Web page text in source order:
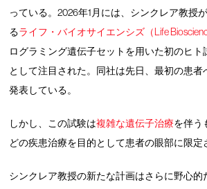
っている。2026年1月には、シンクレア教授
るライフ・バイオサイエンシズ（Life
ログラミング遺伝子セットを用いた初のヒト
として注目された。同社は先日、最初の患者
発表している。
しかし、この試験は複雑な遺伝子治療を伴う
どの疾患治療を目的として患者の眼部に限定
シンクレア教授の新たな計画はさらに野心的